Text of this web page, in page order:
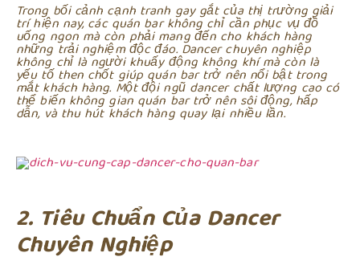
Trong bối cảnh cạnh tranh gay gắt của thị trường giải
trí hiện nay, các quán bar không chỉ cần phục vụ đồ
uống ngon mà còn phải mang đến cho khách hàng
những trải nghiệm độc đáo. Dancer chuyên nghiệp
không chỉ là người khuấy động không khí mà còn là
yếu tố then chốt giúp quán bar trở nên nổi bật trong
mắt khách hàng. Một đội ngũ dancer chất lượng cao có
thể biến không gian quán bar trở nên sôi động, hấp
dẫn, và thu hút khách hàng quay lại nhiều lần.
2. Tiêu Chuẩn Của Dancer
Chuyên Nghiệp